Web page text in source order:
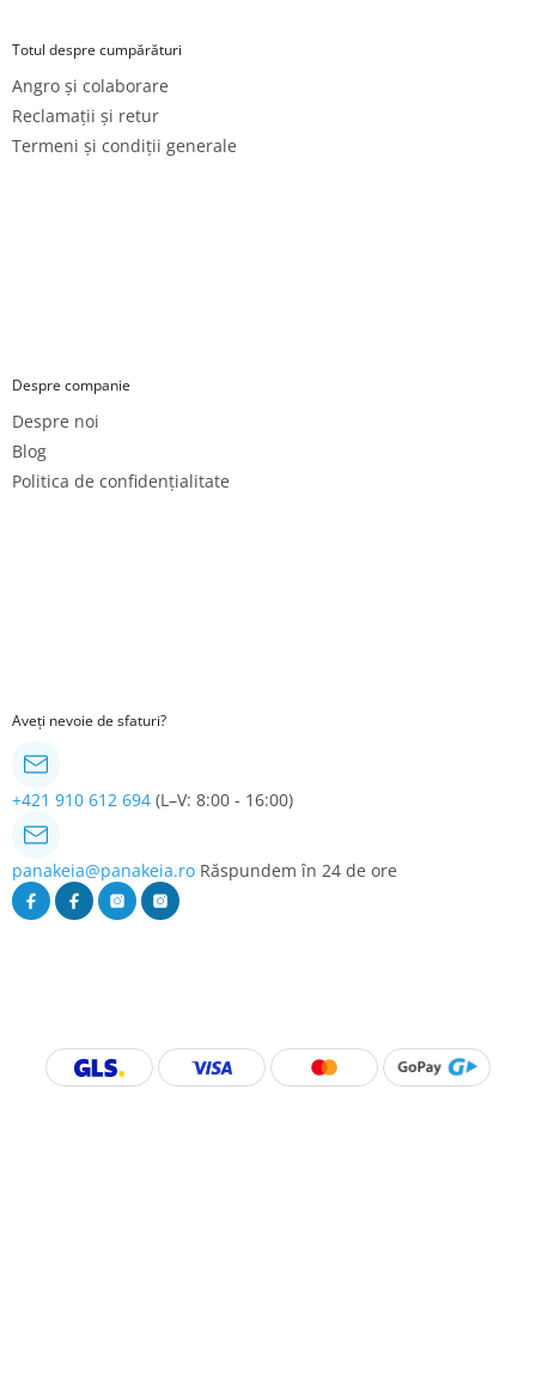
Totul despre cumpărături
Angro și colaborare
Reclamații și retur
Termeni și condiții generale
Despre companie
Despre noi
Blog
Politica de confidențialitate
Aveți nevoie de sfaturi?
+421 910 612 694 (L–V: 8:00 - 16:00)
panakeia@panakeia.ro Răspundem în 24 de ore